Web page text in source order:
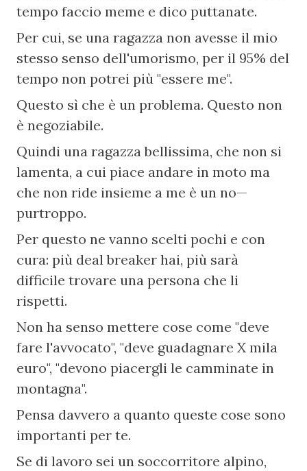
tempo faccio meme e dico puttanate.
Per cui, se una ragazza non avesse il mio
stesso senso dell'umorismo, per il 95% del
tempo non potrei più "essere me".
Questo sì che è un problema. Questo non
è negoziabile.
Quindi una ragazza bellissima, che non si
lamenta, a cui piace andare in moto ma
che non ride insieme a me è un no—
purtroppo.
Per questo ne vanno scelti pochi e con
cura: più deal breaker hai, più sarà
difficile trovare una persona che li
rispetti.
Non ha senso mettere cose come "deve
fare l'avvocato", "deve guadagnare X mila
euro", "devono piacergli le camminate in
montagna".
Pensa davvero a quanto queste cose sono
importanti per te.
Se di lavoro sei un soccorritore alpino,